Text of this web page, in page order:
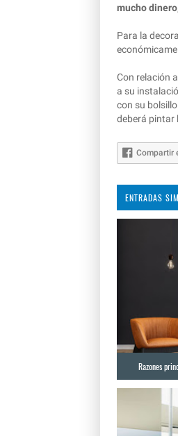
mucho dinero
Para la
Con relación
a su
con su
deberá pintar
Compartir
ENTRADAS
Razones